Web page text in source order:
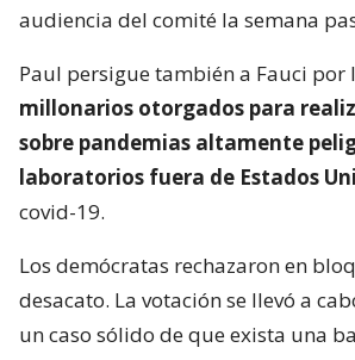
audiencia del comité la semana
Paul persigue también a Fauci por
millonarios otorgados para
sobre pandemias altamente
laboratorios fuera de Estados
covid-19.
Los demócratas rechazaron en
desacato. La votación se llevó a
un caso sólido de que exista una